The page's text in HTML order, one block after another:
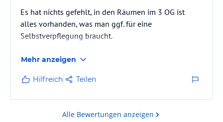
Es hat nichts gefehlt, in den Räumen im 3 OG ist
alles vorhanden, was man ggf. für eine
Selbstverpflegung braucht.
Mehr anzeigen
Hilfreich Teilen
Alle Bewertungen anzeigen